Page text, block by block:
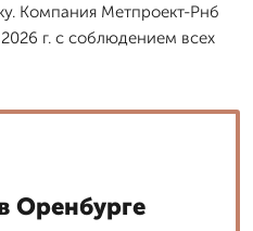
Компания Метпроект-Рнб
г. с соблюдением всех
Оренбурге